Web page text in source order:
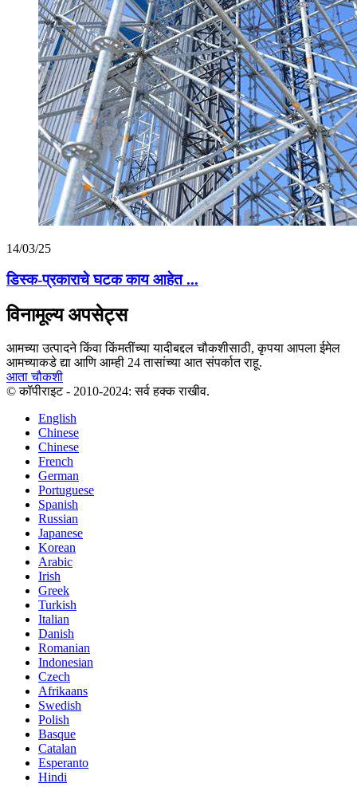
14/03/25
डिस्क-प्रकाराचे घटक काय आहेत ...
विनामूल्य अपसेट्स
आमच्या उत्पादने किंवा किंमतींच्या यादीबद्दल चौकशीसाठी, कृपया आपला ईमेल
आमच्याकडे द्या आणि आम्ही 24 तासांच्या आत संपर्कात राहू.
आता चौकशी
© कॉपीराइट - 2010-2024: सर्व हक्क राखीव.
English
Chinese
Chinese
French
German
Portuguese
Spanish
Russian
Japanese
Korean
Arabic
Irish
Greek
Turkish
Italian
Danish
Romanian
Indonesian
Czech
Afrikaans
Swedish
Polish
Basque
Catalan
Esperanto
Hindi